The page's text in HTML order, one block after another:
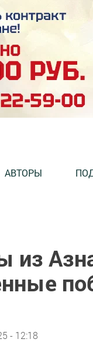
АВТОРЫ
из
- 12:18